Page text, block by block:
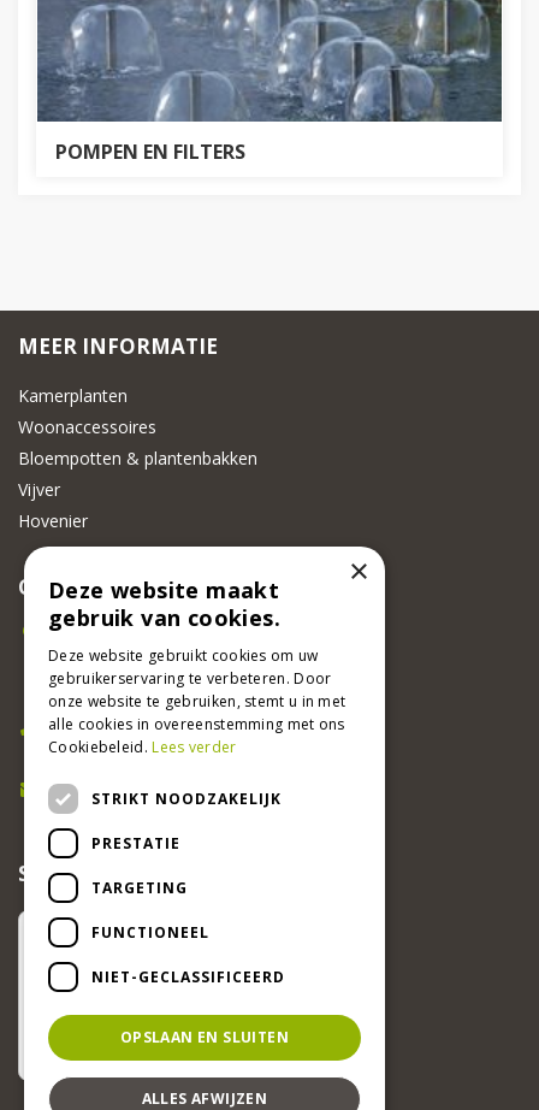
POMPEN EN FILTERS
MEER INFORMATIE
Kamerplanten
Woonaccessoires
Bloempotten & plantenbakken
Vijver
Hovenier
CONTACT
Beeker Tuincentrum
Adsteeg 31
6191 PW Beek
Bel ons
046 437 2881
E-mail
info@beekertuincentrum.nl
SCHRIJF EEN RECENSIE EN WIN!
×
Deze website maakt
gebruik van cookies.
Deze website gebruikt cookies om uw
gebruikerservaring te verbeteren. Door
onze website te gebruiken, stemt u in met
alle cookies in overeenstemming met ons
Cookiebeleid.Lees verder
STRIKT NOODZAKELIJK
PRESTATIE
TARGETING
FUNCTIONEEL
NIET-GECLASSIFICEERD
OPSLAAN EN SLUITEN
ALLES AFWIJZEN